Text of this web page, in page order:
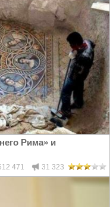
Рима» и
471 31 323